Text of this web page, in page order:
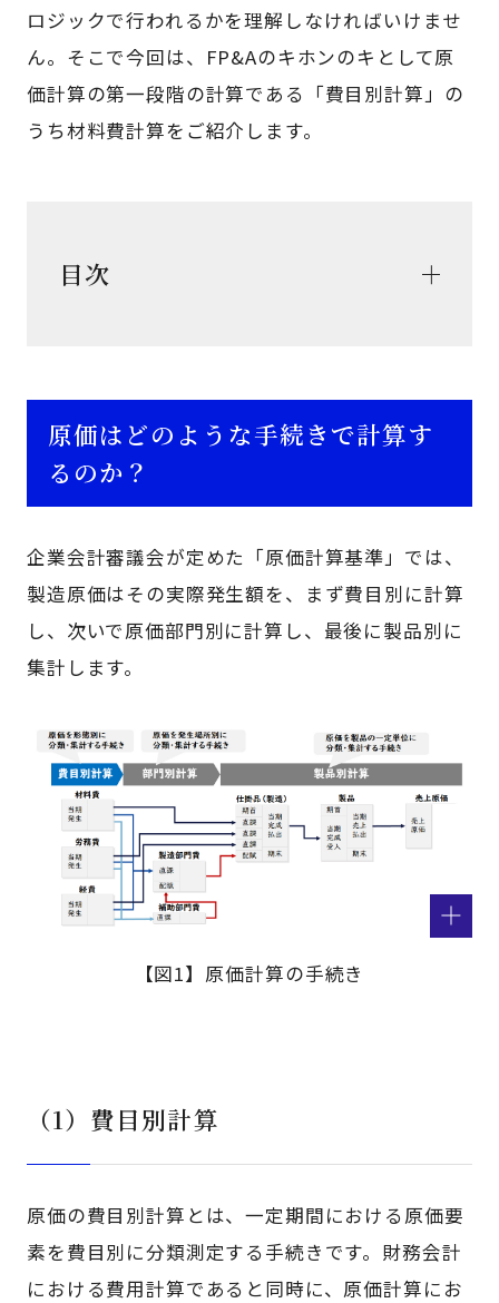
ロジックで行われるかを理解しなければいけませ
ん。そこで今回は、FP&Aのキホンのキとして原
価計算の第一段階の計算である「費目別計算」の
うち材料費計算をご紹介します。
目次
原価はどのような手続きで計算す
るのか？
企業会計審議会が定めた「原価計算基準」では、
製造原価はその実際発生額を、まず費目別に計算
し、次いで原価部門別に計算し、最後に製品別に
集計します。
【図1】原価計算の手続き
（1）費目別計算
原価の費目別計算とは、一定期間における原価要
素を費目別に分類測定する手続きです。財務会計
における費用計算であると同時に、原価計算にお